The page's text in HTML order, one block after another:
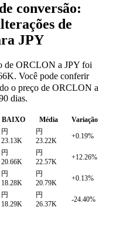
conversão:
de
JPY
de ORCLON a JPY foi
Você pode conferir
o preço de ORCLON a
dias.
BAIXO Média
Variação
円
23.13K
円
23.22K
+0.19%
円
20.66K
円
22.57K
+12.26%
円
18.28K
円
20.79K
+0.13%
円
18.29K
円
26.37K
-24.40%